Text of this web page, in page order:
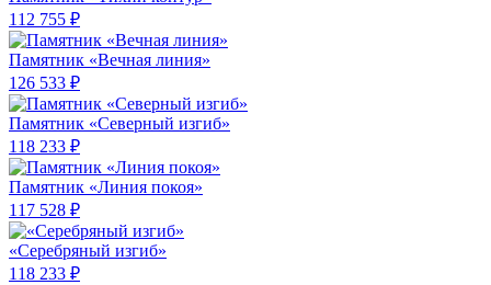
112 755 ₽
Памятник «Вечная линия»
126 533 ₽
Памятник «Северный изгиб»
118 233 ₽
Памятник «Линия покоя»
117 528 ₽
«Серебряный изгиб»
118 233 ₽